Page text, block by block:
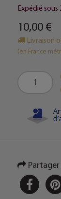
Expédié sous
10,00 €
Livraison
(en France